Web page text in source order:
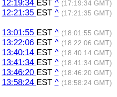
12:19:34 EST ^ (17:19:34 GMT)
12:21:35 EST ^ (17:21:35 GMT)
13:01:55 EST ^ (18:01:55 GMT)
13:22:06 EST ^ (18:22:06 GMT)
13:40:14 EST ^ (18:40:14 GMT)
13:41:34 EST ^ (18:41:34 GMT)
13:46:20 EST ^ (18:46:20 GMT)
13:58:24 EST ^ (18:58:24 GMT)